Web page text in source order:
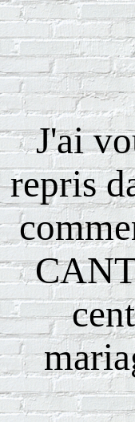
J'ai
repris